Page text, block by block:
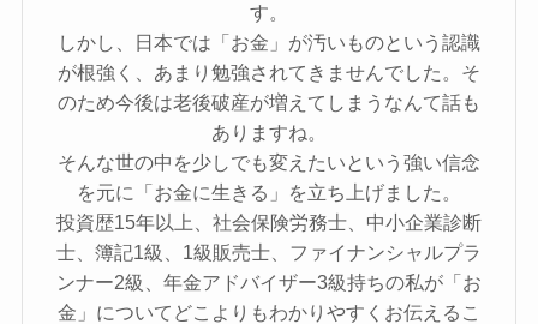
す。
しかし、日本では「お金」が汚いものという認識
が根強く、あまり勉強されてきませんでした。そ
のため今後は老後破産が増えてしまうなんて話も
ありますね。
そんな世の中を少しでも変えたいという強い信念
を元に「お金に生きる」を立ち上げました。
投資歴15年以上、社会保険労務士、中小企業診断
士、簿記1級、1級販売士、ファイナンシャルプラ
ンナー2級、年金アドバイザー3級持ちの私が「お
金」についてどこよりもわかりやすくお伝えるこ